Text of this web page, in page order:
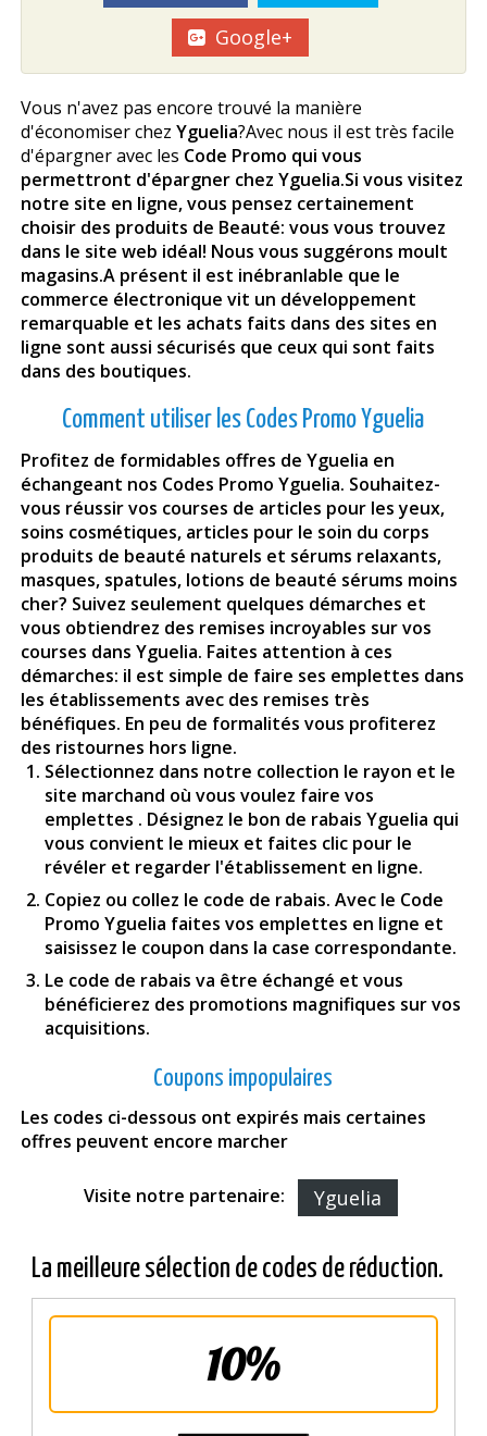
Google+
Vous n'avez pas encore trouvé la manière
d'économiser chez Yguelia?Avec nous il est très facile
d'épargner avec les Code Promo qui vous
permettront d'épargner chez Yguelia.Si vous visitez
notre site en ligne, vous pensez certainement
choisir des produits de Beauté: vous vous trouvez
dans le site web idéal! Nous vous suggérons moult
magasins.A présent il est inébranlable que le
commerce électronique vit un développement
remarquable et les achats faits dans des sites en
ligne sont aussi sécurisés que ceux qui sont faits
dans des boutiques.
Comment utiliser les Codes Promo Yguelia
Profitez de formidables offres de Yguelia en
échangeant nos Codes Promo Yguelia. Souhaitez-
vous réussir vos courses de articles pour les yeux,
soins cosmétiques, articles pour le soin du corps
produits de beauté naturels et sérums relaxants,
masques, spatules, lotions de beauté sérums moins
cher? Suivez seulement quelques démarches et
vous obtiendrez des remises incroyables sur vos
courses dans Yguelia. Faites attention à ces
démarches: il est simple de faire ses emplettes dans
les établissements avec des remises très
bénéfiques. En peu de formalités vous profiterez
des ristournes hors ligne.
Sélectionnez dans notre collection le rayon et le
site marchand où vous voulez faire vos
emplettes . Désignez le bon de rabais Yguelia qui
vous convient le mieux et faites clic pour le
révéler et regarder l'établissement en ligne.
Copiez ou collez le code de rabais. Avec le Code
Promo Yguelia faites vos emplettes en ligne et
saisissez le coupon dans la case correspondante.
Le code de rabais va être échangé et vous
bénéficierez des promotions magnifiques sur vos
acquisitions.
Coupons impopulaires
Les codes ci-dessous ont expirés mais certaines
offres peuvent encore marcher
Visite notre partenaire: Yguelia
La meilleure sélection de codes de réduction.
10%